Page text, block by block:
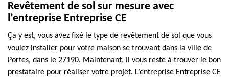
Revêtement de sol sur mesure avec
l’entreprise Entreprise CE
Ça y est, vous avez fixé le type de revêtement de sol que vous
voulez installer pour votre maison se trouvant dans la ville de
Portes, dans le 27190. Maintenant, il vous reste à trouver le bon
prestataire pour réaliser votre projet. L’entreprise Entreprise CE